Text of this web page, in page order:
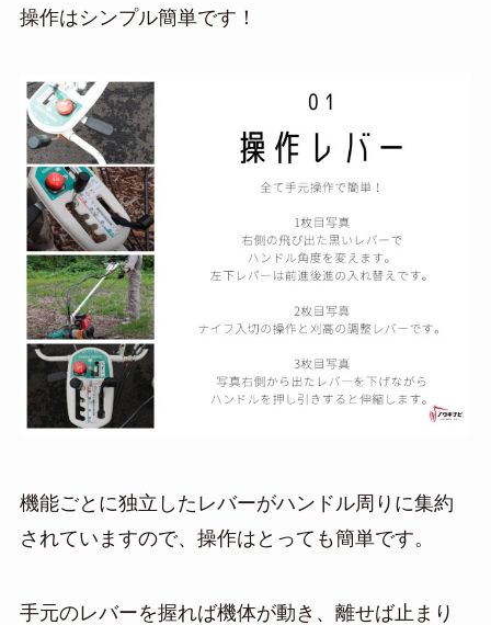
操作はシンプル簡単です！
機能ごとに独立したレバーがハンドル周りに集約
されていますので、操作はとっても簡単です。
手元のレバーを握れば機体が動き、離せば止まり